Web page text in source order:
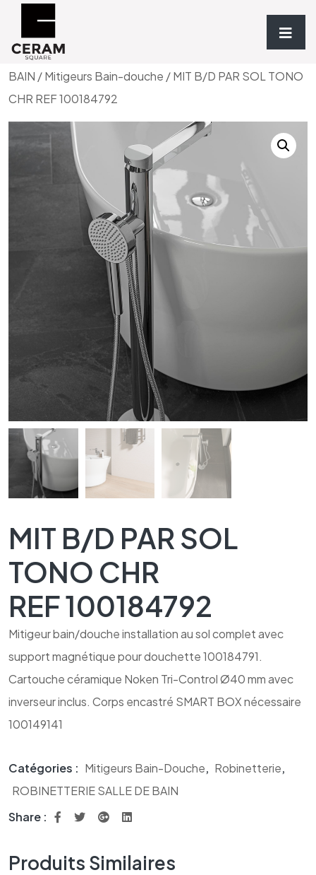
Accueil/Robinetterie
ROBINETTERIE SALLE DE
BAIN /Mitigeurs Bain-douche / MIT B/D PAR SOL TONO
CHR REF 100184792
MIT B/D PAR SOL
TONO CHR
REF 100184792
Mitigeur bain/douche installation au sol complet avec
support magnétique pour douchette 100184791.
Cartouche céramique Noken Tri-Control Ø40 mm avec
inverseur inclus. Corps encastré SMART BOX nécessaire
100149141
Catégories : Mitigeurs Bain-Douche, Robinetterie,
ROBINETTERIE SALLE DE BAIN
Share :
Produits Similaires